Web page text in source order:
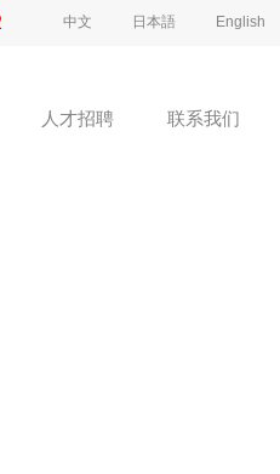
中文 日本語 English
人才招聘 联系我们